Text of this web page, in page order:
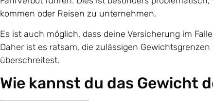
kommen oder Reisen zu unternehmen.
Es ist auch möglich, dass deine Versicherung im
Daher ist es ratsam, die zulässigen
überschreitest.
Wie kannst du das Gewicht